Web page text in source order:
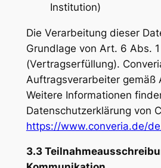
Institution)
Die Verarbeitung dieser
Grundlage von Art. 6 Abs.
(Vertragserfüllung).
Auftragsverarbeiter gemäß
Weitere Informationen
Datenschutzerklärung von
https://www.converia.de/
3.3